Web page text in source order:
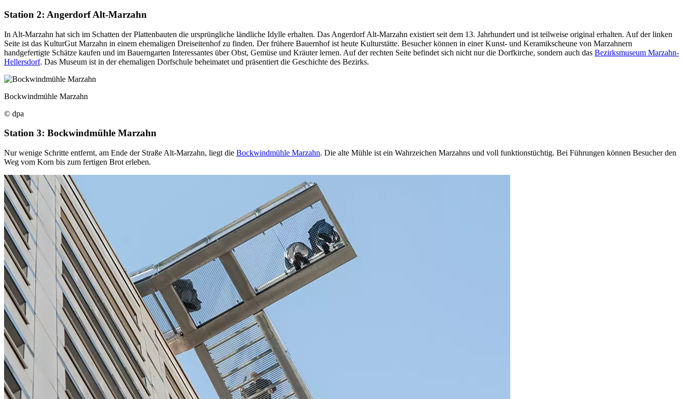
Station 2: Angerdorf Alt-Marzahn
In Alt-Marzahn hat sich im Schatten der Plattenbauten die ursprüngliche ländliche Idylle erhalten. Das Angerdorf Alt-Marzahn existiert seit dem 13. Jahrhundert und ist teilweise original erhalten. Auf der linken
Seite ist das KulturGut Marzahn in einem ehemaligen Dreiseitenhof zu finden. Der frühere Bauernhof ist heute Kulturstätte. Besucher können in einer Kunst- und Keramikscheune von Marzahnern
handgefertigte Schätze kaufen und im Bauerngarten Interessantes über Obst, Gemüse und Kräuter lernen. Auf der rechten Seite befindet sich nicht nur die Dorfkirche, sondern auch das Bezirksmuseum Marzahn-
Hellersdorf. Das Museum ist in der ehemaligen Dorfschule beheimatet und präsentiert die Geschichte des Bezirks.
Bockwindmühle Marzahn
© dpa
Station 3: Bockwindmühle Marzahn
Nur wenige Schritte entfernt, am Ende der Straße Alt-Marzahn, liegt die Bockwindmühle Marzahn. Die alte Mühle ist ein Wahrzeichen Marzahns und voll funktionstüchtig. Bei Führungen können Besucher den
Weg vom Korn bis zum fertigen Brot erleben.